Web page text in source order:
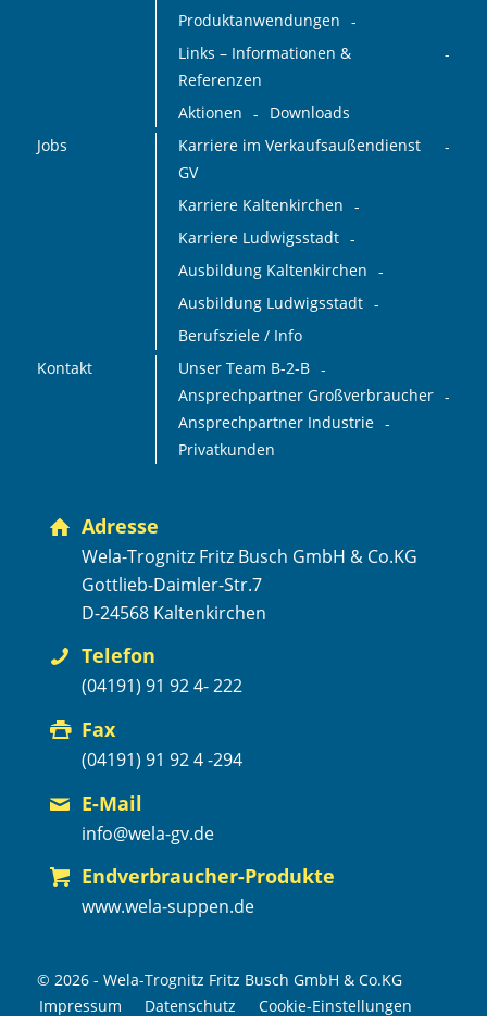
Produktanwendungen
Links – Informationen &
Referenzen
Aktionen
Downloads
Jobs
Karriere im Verkaufsaußendienst
GV
Karriere Kaltenkirchen
Karriere Ludwigsstadt
Ausbildung Kaltenkirchen
Ausbildung Ludwigsstadt
Berufsziele / Info
Kontakt
Unser Team B-2-B
Ansprechpartner Großverbraucher
Ansprechpartner Industrie
Privatkunden
Adresse
Wela-Trognitz Fritz Busch GmbH & Co.KG
Gottlieb-Daimler-Str.7
D-24568 Kaltenkirchen
Telefon
(04191) 91 92 4- 222
Fax
(04191) 91 92 4 -294
E-Mail
info@wela-gv.de
Endverbraucher-Produkte
www.wela-suppen.de
© 2026 - Wela-Trognitz Fritz Busch GmbH & Co.KG
Impressum Datenschutz Cookie-Einstellungen